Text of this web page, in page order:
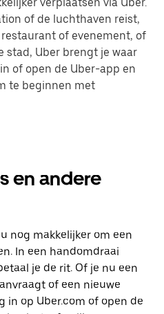
verplaatsen via Uber.
of de luchthaven reist,
of evenement, of
stad, Uber brengt je waar
of open de Uber-app en
te beginnen met
en andere
nog makkelijker om een
In een handomdraai
je de rit. Of je nu een
of een nieuwe
in op Uber.com of open de